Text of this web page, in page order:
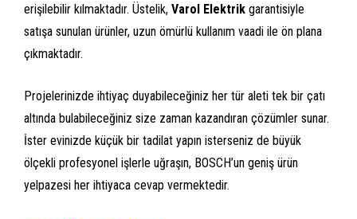
erişilebilir kılmaktadır. Üstelik, Varol Elektrik garantisiyle
satışa sunulan ürünler, uzun ömürlü kullanım vaadi ile ön plana
çıkmaktadır.
Projelerinizde ihtiyaç duyabileceğiniz her tür aleti tek bir çatı
altında bulabileceğiniz size zaman kazandıran çözümler sunar.
İster evinizde küçük bir tadilat yapın isterseniz de büyük
ölçekli profesyonel işlerle uğraşın, BOSCH’un geniş ürün
yelpazesi her ihtiyaca cevap vermektedir.